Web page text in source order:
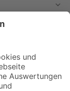
verpassen!